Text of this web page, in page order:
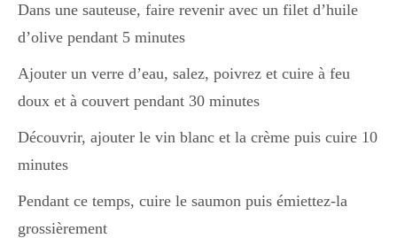
Tuto
Dans une sauteuse, faire revenir avec un filet d’huile
d’olive pendant 5 minutes
Ajouter un verre d’eau, salez, poivrez et cuire à feu
doux et à couvert pendant 30 minutes
Découvrir, ajouter le vin blanc et la crème puis cuire 10
minutes
Pendant ce temps, cuire le saumon puis émiettez-la
grossièrement